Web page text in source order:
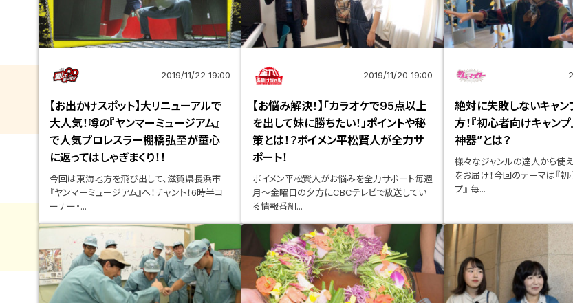
2019/11/22 19:00
【お出かけスポット】大リニューアルで
大人気！噂の『ヤンマーミュージアム』
で人気プロレスラー棚橋弘至が童心
に返ってはしゃぎまくり！！
今回は東海地方を飛び出して、滋賀県長浜市
『ヤンマーミュージアム』へ！チャント！6時半コ
ーナー・...
2019/11/20 19:00
【お悩み解決！】「カラオケで95点以上
を出して妹に勝ちたい！」ポイントや秘
策とは！？ボイメン平松賢人が全力サ
ポート！
ボイメン平松賢人がお悩みを全力サポート毎週
月～金曜日の夕方にCBCテレビで放送してい
る情報番組...
絶対に失敗しないキャ
方！『初心者向けキャン
神器”とは？
様々なジャンルの達人から使
をお届け！今回のテーマは『
プ』 毎...